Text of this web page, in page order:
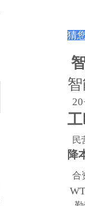
猜
民
降
合